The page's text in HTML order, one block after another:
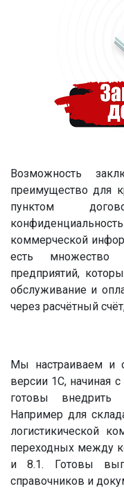
Возможность
преимущество для
пунктом
коммерческой
есть множество
предприятий,
обслуживание и
через расчётный
Мы настраиваем и
версии 1С, начиная
готовы
Например для
логистикической
переходных между
и 8.1. Готовы
справочников и